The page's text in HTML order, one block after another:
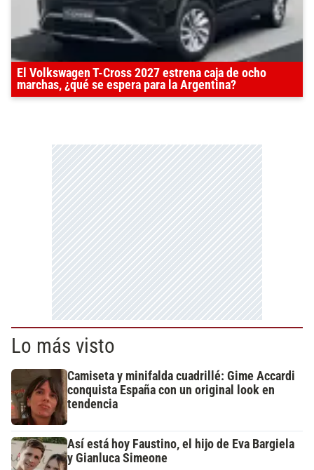
El Volkswagen T-Cross 2027 estrena caja de ocho
marchas, ¿qué se espera para la Argentina?
Lo más visto
Camiseta y minifalda cuadrillé: Gime Accardi
conquista España con un original look en
tendencia
Así está hoy Faustino, el hijo de Eva Bargiela
y Gianluca Simeone